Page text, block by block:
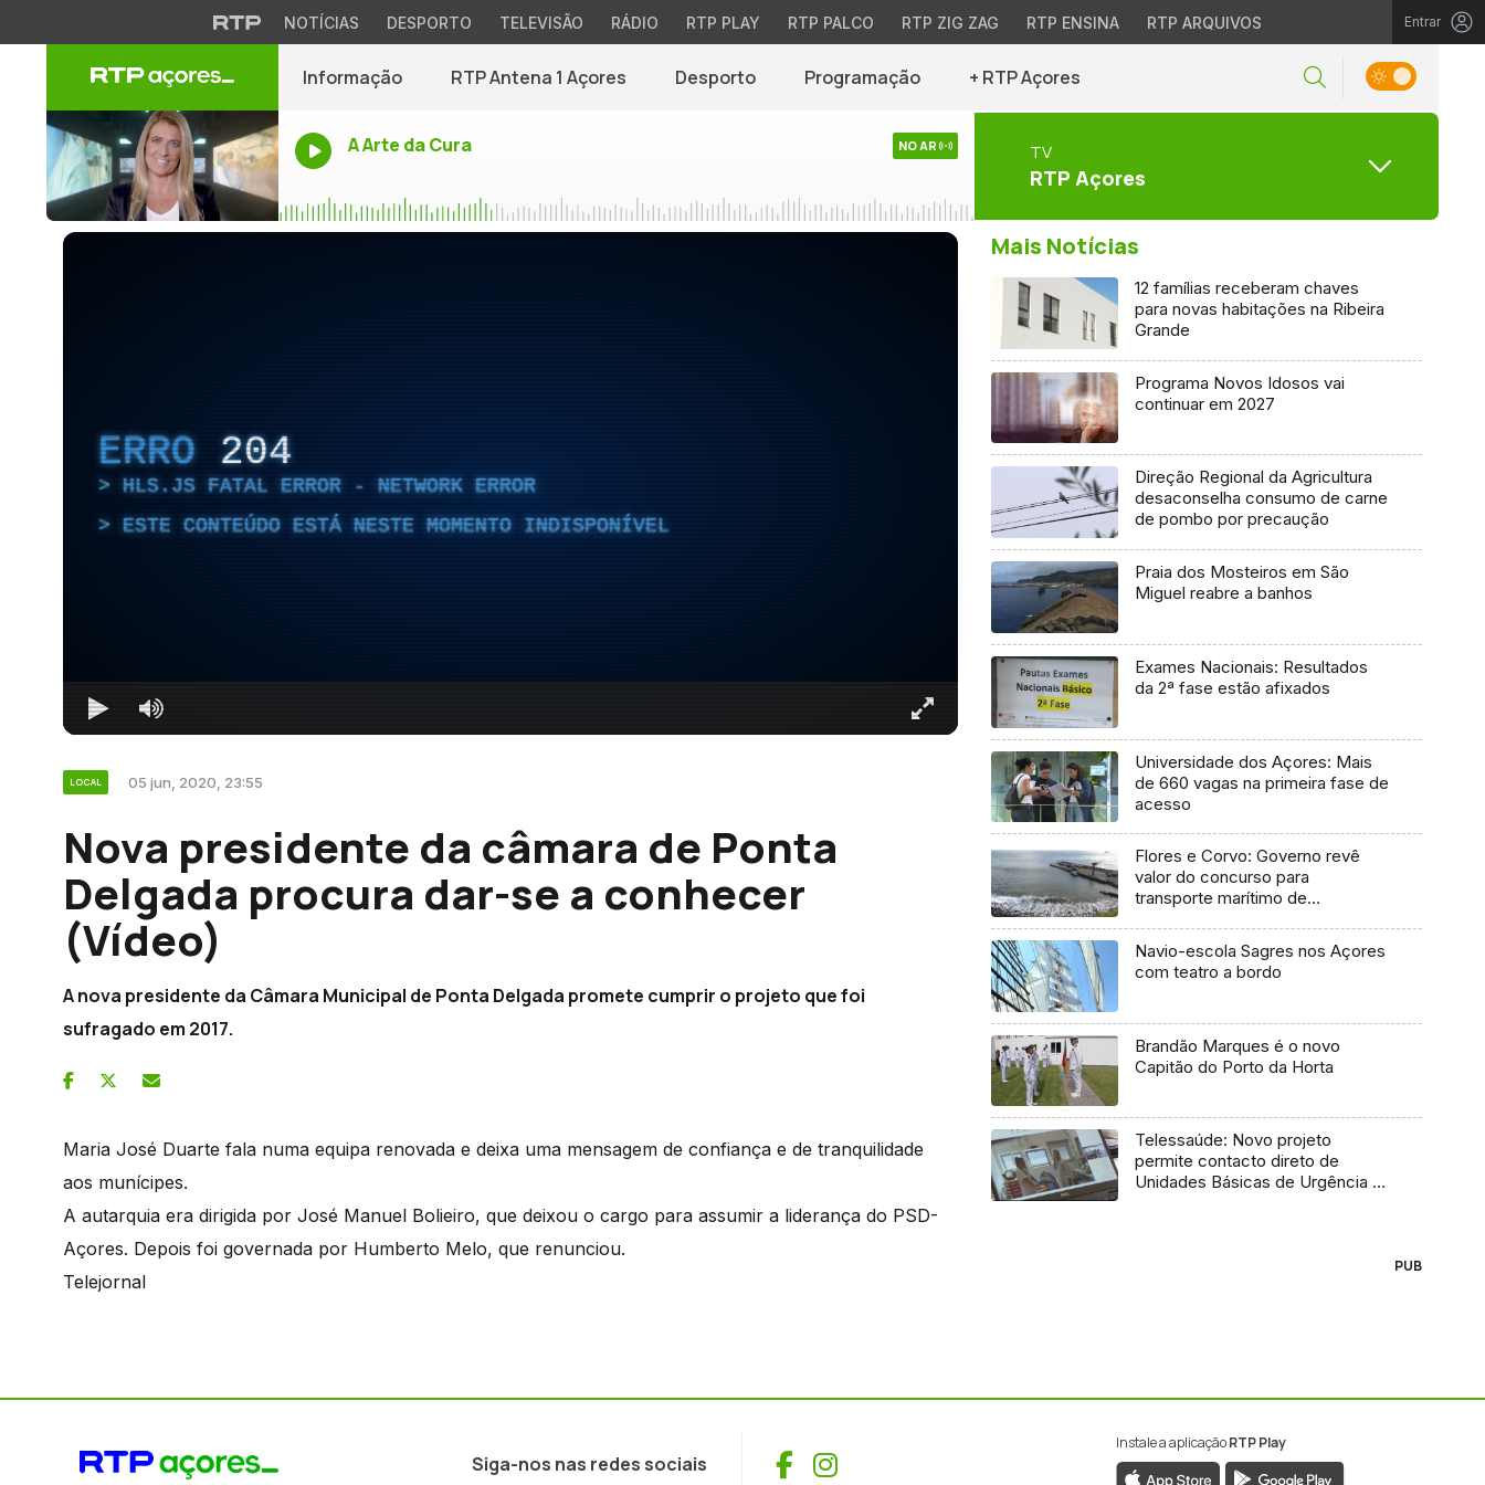
NOTÍCIAS DESPORTO TELEVISÃO RÁDIO RTP PLAY RTP PALCO RTP ZIG ZAG RTP ENSINA RTP ARQUIVOS Entrar
Informação RTP Antena 1 Açores Desporto Programação + RTP Açores
A Arte da Cura NO AR TV
RTP Açores
ERRO 204
HLS.JS FATAL ERROR - NETWORK ERROR
ESTE CONTEÚDO ESTÁ NESTE MOMENTO INDISPONÍVEL
LOCAL 05 jun, 2020, 23:55
Nova presidente da câmara de Ponta
Delgada procura dar-se a conhecer
(Vídeo)
A nova presidente da Câmara Municipal de Ponta Delgada promete cumprir o projeto que foi
sufragado em 2017.
Maria José Duarte fala numa equipa renovada e deixa uma mensagem de confiança e de tranquilidade
aos munícipes.
A autarquia era dirigida por José Manuel Bolieiro, que deixou o cargo para assumir a liderança do PSD-
Açores. Depois foi governada por Humberto Melo, que renunciou.
Telejornal
Mais Notícias
12 famílias receberam chaves
para novas habitações na Ribeira
Grande
Programa Novos Idosos vai
continuar em 2027
Direção Regional da Agricultura
desaconselha consumo de carne
de pombo por precaução
Praia dos Mosteiros em São
Miguel reabre a banhos
Exames Nacionais: Resultados
da 2ª fase estão afixados
Universidade dos Açores: Mais
de 660 vagas na primeira fase de
acesso
Flores e Corvo: Governo revê
valor do concurso para
transporte marítimo de
Navio-escola Sagres nos Açores
com teatro a bordo
Brandão Marques é o novo
Capitão do Porto da Horta
Telessaúde: Novo projeto
permite contacto direto de
Unidades Básicas de Urgência e
PUB
Siga-nos nas redes sociais Facebook
Instagram
Instale a aplicaçãoRTP Play